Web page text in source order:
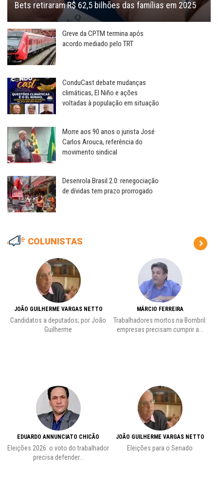
Bets retiraram R$ 62,5 bilhões das famílias em 2025
Greve da CPTM termina após
acordo mediado pelo TRT
ConduCast debate mudanças
climáticas, El Niño e ações
voltadas à população em situação
Morre aos 90 anos o jurista José
Carlos Arouca, referência do
movimento sindical
Desenrola Brasil 2.0: renegociação
de dívidas tem prazo prorrogado
COLUNISTAS
JOÃO GUILHERME VARGAS NETTO
Candidatos a deputados; por João
Guilherme
EDUARDO ANNUNCIATO CHICÃO
Eleições 2026: o voto do trabalhador
precisa defender...
MÁRCIO FERREIRA
Trabalhadores mortos na Bombril:
empresas precisam cumprir a...
JOÃO GUILHERME VARGAS NETTO
Eleições para o Senado